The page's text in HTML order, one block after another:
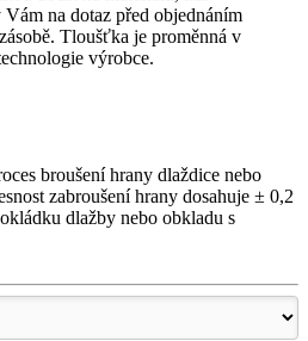
na dotaz před objednáním
Tloušťka je proměnná v
výrobce.
broušení hrany dlaždice nebo
zabroušení hrany dosahuje ± 0,2
dlažby nebo obkladu s